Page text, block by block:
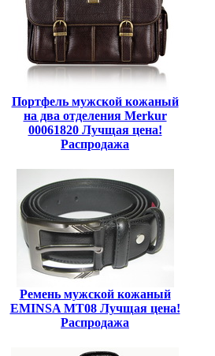
Портфель мужской кожаный
на два отделения Merkur
00061820 Лучщая цена!
Распродажа
Ремень мужской кожаный
EMINSA MT08 Лучщая цена!
Распродажа